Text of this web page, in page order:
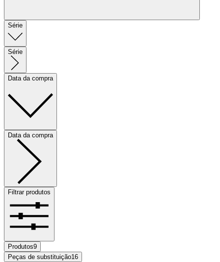
Série
Série
Data da compra
Data da compra
Filtrar produtos
Produtos9
Peças de substituição16